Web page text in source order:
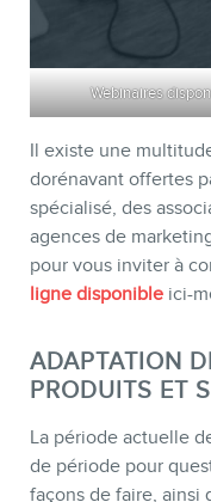
Webinaires
Il existe une
dorénavant offertes
spécialisé, des
agences de
pour vous inviter à
ligne disponible ici-
ADAPTATION
PRODUITS ET
La période actuelle
de période pour
façons de faire, ainsi